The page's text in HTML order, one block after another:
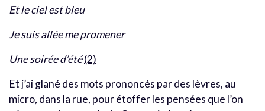
Et le ciel est bleu
Je suis allée me promener
Une soirée d’été(2)
Et j’ai glané des mots prononcés par des lèvres, au
micro, dans la rue, pour étoffer les pensées que l’on